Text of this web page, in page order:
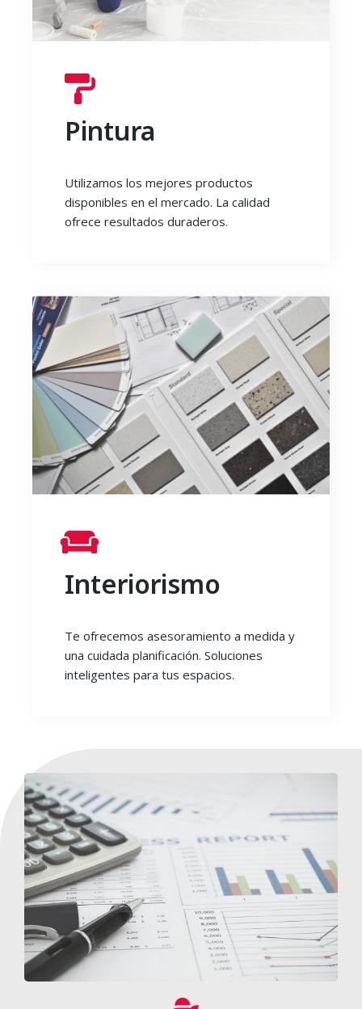
Pintura
Utilizamos los mejores productos
disponibles en el mercado. La calidad
ofrece resultados duraderos.
Interiorismo
Te ofrecemos asesoramiento a medida y
una cuidada planificación. Soluciones
inteligentes para tus espacios.